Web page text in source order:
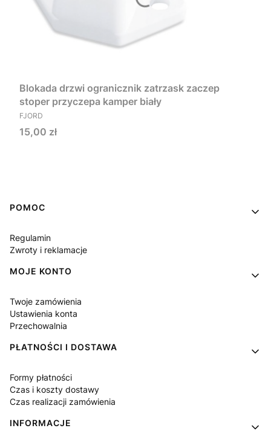
Blokada drzwi ogranicznik zatrzask zaczep
stoper przyczepa kamper biały
PRODUCENT
FJORD
Cena
15,00 zł
Linki w stopce
POMOC
Regulamin
Zwroty i reklamacje
MOJE KONTO
Twoje zamówienia
Ustawienia konta
Przechowalnia
PŁATNOŚCI I DOSTAWA
Formy płatności
Czas i koszty dostawy
Czas realizacji zamówienia
INFORMACJE